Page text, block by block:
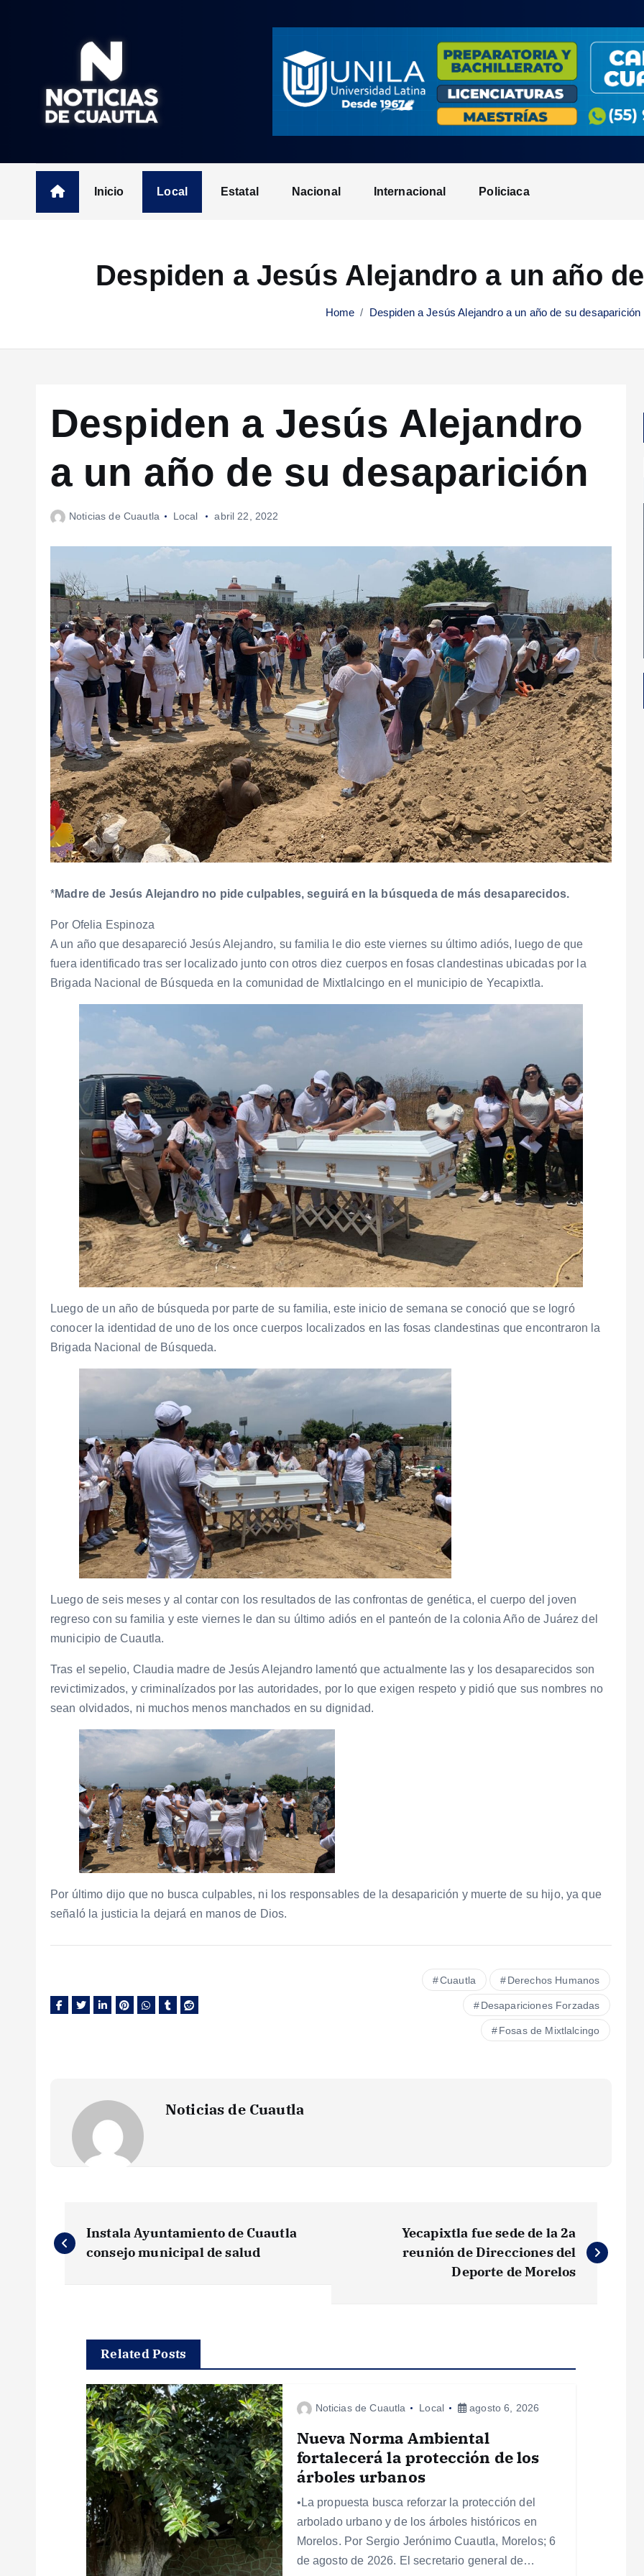
n
Inicio Local Estatal Nacional Internacional Policiaca
Despiden a Jesús Alejandro a un año
Home Despiden a Jesús Alejandro a un año de su desaparición
Despiden a Jesús Alejandro
a un año de su desaparición
Noticias de Cuautla Local abril 22, 2022
*Madre de Jesús Alejandro no pide culpables, seguirá en la búsqueda de más desaparecidos.
Por Ofelia Espinoza
A un año que desapareció Jesús Alejandro, su familia le dio este viernes su último adiós, luego de que
fuera identificado tras ser localizado junto con otros diez cuerpos en fosas clandestinas ubicadas por la
Brigada Nacional de Búsqueda en la comunidad de Mixtlalcingo en el municipio de Yecapixtla.
Luego de un año de búsqueda por parte de su familia, este inicio de semana se conoció que se logró
conocer la identidad de uno de los once cuerpos localizados en las fosas clandestinas que encontraron la
Brigada Nacional de Búsqueda.
Luego de seis meses y al contar con los resultados de las confrontas de genética, el cuerpo del joven
regreso con su familia y este viernes le dan su último adiós en el panteón de la colonia Año de Juárez del
municipio de Cuautla.
Tras el sepelio, Claudia madre de Jesús Alejandro lamentó que actualmente las y los desaparecidos son
revictimizados, y criminalízados por las autoridades, por lo que exigen respeto y pidió que sus nombres no
sean olvidados, ni muchos menos manchados en su dignidad.
Por último dijo que no busca culpables, ni los responsables de la desaparición y muerte de su hijo, ya que
señaló la justicia la dejará en manos de Dios.
Cuautla Derechos Humanos
Desapariciones Forzadas
Fosas de Mixtlalcingo
Noticias de Cuautla
a
Instala Ayuntamiento de Cuautla
consejo municipal de salud
Yecapixtla fue sede de la 2a
reunión de Direcciones del
Deporte de Morelos
Related Posts
Noticias de Cuautla Local agosto 6, 2026
Nueva Norma Ambiental
fortalecerá la protección de los
árboles urbanos
•La propuesta busca reforzar la protección del
arbolado urbano y de los árboles históricos en
Morelos. Por Sergio Jerónimo Cuautla, Morelos; 6
de agosto de 2026. El secretario general de…